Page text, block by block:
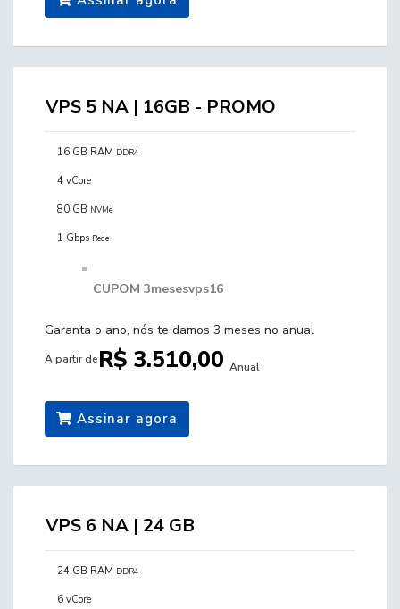
VPS 5 NA | 16GB - PROMO
16 GB RAM DDR4
4 vCore
80 GB NVMe
1 Gbps Rede
CUPOM 3mesesvps16
Garanta o ano, nós te damos 3 meses no anual
A partir deR$ 3.510,00 Anual
Assinar agora
VPS 6 NA | 24 GB
24 GB RAM DDR4
6 vCore